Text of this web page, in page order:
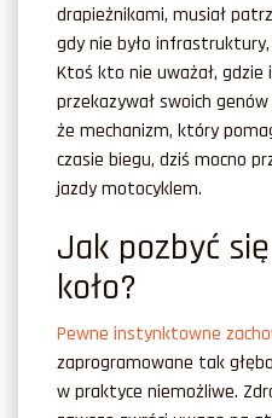
drapieżnikami, musiał
gdy nie było
Ktoś kto nie uważał, gdzie
przekazywał swoich
że mechanizm, który
czasie biegu, dziś mocno
jazdy motocyklem.
Jak pozbyć
koło?
Pewne instynktowne
zaprogramowane tak
w praktyce niemożliwe.